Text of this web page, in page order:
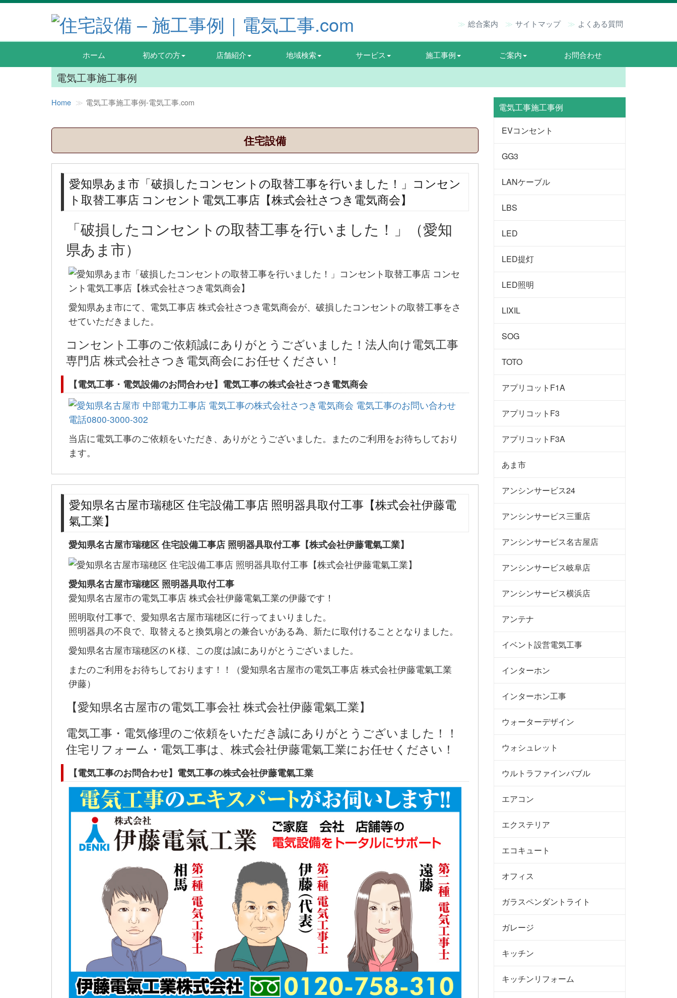
総合案内 サイトマップ よくある質問
ホーム 初めての方 店舗紹介 地域検索 サービス 施工事例 ご案内 お問合わせ
電気工事施工事例
Home 電気工事施工事例‐電気工事.com
住宅設備
愛知県あま市「破損したコンセントの取替工事を行いました！」コンセン
ト取替工事店 コンセント電気工事店【株式会社さつき電気商会】
「破損したコンセントの取替工事を行いました！」（愛知
県あま市）
愛知県あま市にて、電気工事店 株式会社さつき電気商会が、破損したコンセントの取替工事をさ
せていただきました。
コンセント工事のご依頼誠にありがとうございました！法人向け電気工事
専門店 株式会社さつき電気商会にお任せください！
【電気工事・電気設備のお問合わせ】電気工事の株式会社さつき電気商会
当店に電気工事のご依頼をいただき、ありがとうございました。またのご利用をお待ちしており
ます。
愛知県名古屋市瑞穂区 住宅設備工事店 照明器具取付工事【株式会社伊藤電
氣工業】
愛知県名古屋市瑞穂区 住宅設備工事店 照明器具取付工事【株式会社伊藤電氣工業】
愛知県名古屋市瑞穂区 照明器具取付工事
愛知県名古屋市の電気工事店 株式会社伊藤電氣工業の伊藤です！
照明取付工事で、愛知県名古屋市瑞穂区に行ってまいりました。
照明器具の不良で、取替えると換気扇との兼合いがある為、新たに取付けることとなりました。
愛知県名古屋市瑞穂区のＫ様、この度は誠にありがとうございました。
またのご利用をお待ちしております！！（愛知県名古屋市の電気工事店 株式会社伊藤電氣工業
伊藤）
【愛知県名古屋市の電気工事会社 株式会社伊藤電氣工業】
電気工事・電気修理のご依頼をいただき誠にありがとうございました！！
住宅リフォーム・電気工事は、株式会社伊藤電氣工業にお任せください！
【電気工事のお問合わせ】電気工事の株式会社伊藤電氣工業
電気工事施工事例
EVコンセント
GG3
LANケーブル
LBS
LED
LED提灯
LED照明
LIXIL
SOG
TOTO
アプリコットF1A
アプリコットF3
アプリコットF3A
あま市
アンシンサービス24
アンシンサービス三重店
アンシンサービス名古屋店
アンシンサービス岐阜店
アンシンサービス横浜店
アンテナ
イベント設営電気工事
インターホン
インターホン工事
ウォーターデザイン
ウォシュレット
ウルトラファインバブル
エアコン
エクステリア
エコキュート
オフィス
ガラスペンダントライト
ガレージ
キッチン
キッチンリフォーム